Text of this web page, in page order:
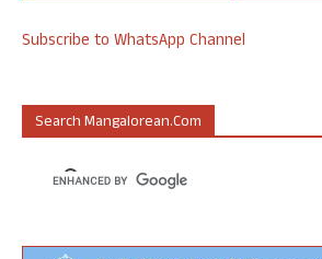
Subscribe to WhatsApp Channel
Search Mangalorean.com